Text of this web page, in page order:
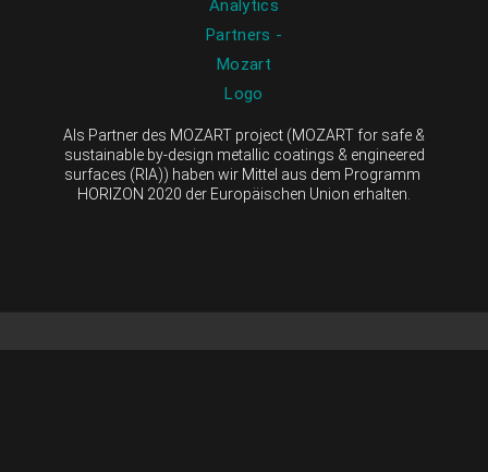
Als Partner des MOZART project (MOZART for safe &
sustainable by-design metallic coatings & engineered
surfaces (RIA)) haben wir Mittel aus dem Programm
HORIZON 2020 der Europäischen Union erhalten.